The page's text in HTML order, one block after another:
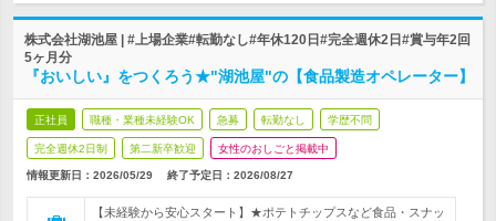
株式会社湖池屋 | #上場企業#転勤なし#年休120日#完全週休2日#賞与年2回
5ヶ月分
『おいしい』をつくろう★"湖池屋"の【食品製造オペレーター】
正社員 職種・業種未経験OK 急募 転勤なし 学歴不問
完全週休2日制 第二新卒歓迎 女性のおしごと掲載中
情報更新日：2026/05/29 終了予定日： 2026/08/27
【未経験から安心スタート】★ポテトチップスなど食品・スナッ